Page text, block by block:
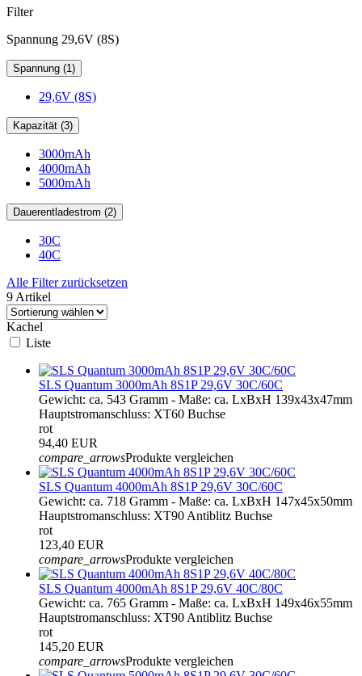
Filter
Spannung 29,6V (8S)
Spannung (1)
29,6V (8S)
Kapazität (3)
3000mAh
4000mAh
5000mAh
Dauerentladestrom (2)
30C
40C
Alle Filter zurücksetzen
9 Artikel
Kachel
Liste
SLS Quantum 3000mAh 8S1P 29,6V 30C/60C
Gewicht: ca. 543 Gramm - Maße: ca. LxBxH 139x43x47mm
Hauptstromanschluss: XT60 Buchse
rot
94,40 EUR
compare_arrowsProdukte vergleichen
SLS Quantum 4000mAh 8S1P 29,6V 30C/60C
Gewicht: ca. 718 Gramm - Maße: ca. LxBxH 147x45x50mm
Hauptstromanschluss: XT90 Antiblitz Buchse
rot
123,40 EUR
compare_arrowsProdukte vergleichen
SLS Quantum 4000mAh 8S1P 29,6V 40C/80C
Gewicht: ca. 765 Gramm - Maße: ca. LxBxH 149x46x55mm
Hauptstromanschluss: XT90 Antiblitz Buchse
rot
145,20 EUR
compare_arrowsProdukte vergleichen